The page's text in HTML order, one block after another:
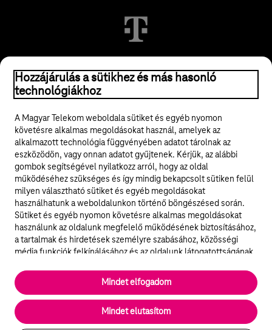
© 2026 Magyar Telekom Nyrt.
ÁSZF
Adatvédelem
Felhívások
Közösségi média
Cookie beállítások
English
Hozzájárulás a sütikhez és más hasonló
technológiákhoz
A Magyar Telekom weboldala sütiket és egyéb nyomon
követésre alkalmas megoldásokat használ, amelyek az
alkalmazott technológia függvényében adatot tárolnak az
eszközödön, vagy onnan adatot gyűjtenek. Kérjük, az alábbi
gombok segítségével nyilatkozz arról, hogy az oldal
működéséhez szükséges és így mindig bekapcsolt sütiken felül
milyen választható sütiket és egyéb megoldásokat
használhatunk a weboldalunkon történő böngészésed során.
Sütiket és egyéb nyomon követésre alkalmas megoldásokat
használunk az oldalunk megfelelő működésének biztosításához,
a tartalmak és hirdetések személyre szabásához, közösségi
média funkciók felkínálásához és az oldalunk látogatottságának
elengedhetetlenek a weboldal működéséhez és nem lehet
kikapcsolni őket a weboldal látogatása során rendszerünkből. A
statisztikai, vagy marketing célú sütik segítségével bizonyos
esetekben az oldalhasználattal kapcsolatos információkat is
megosztjuk hirdetési és elemzési szolgáltatásokat nyújtó
Mindet elutasítom
Mindet elfogadom